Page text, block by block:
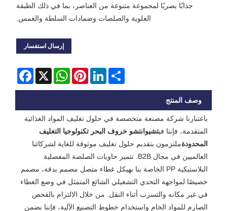
جذابًا بصريًا لمجموعة متنوعة من العناصر، بما في ذلك الطبقة
العلوية والصلصات وضمادات السلطة والغمس.
إرسال استفسار
Facebook X
WhatsAppPinterestLinkedInShare
وصف المنتج
باعتبارنا شركة مصنعة متخصصة في حلول تغليف المواد الغذائية
المتقدمة، فإننا فيتشيوانتشو خروف البحر تكنولوجيا التغليف
المحدودةملتزمون بتقديم حلول تغليف موثوقة للغاية لشركائنا
العالميين في مجال B2B. تتميز حاويات الصلصة المفصلية
البلاستيكية PP الخاصة بنا بهيكل غطاء متصل مصمم بدقة، مصمم
خصيصًا لمواجهة التحدي التشغيلي الشائع المتمثل في وضع الغطاء
في غير مكانه والتسرب أثناء النقل. من خلال الالتزام بالفحص
الصارم للمواد الخام واستخدام خطوط التصنيع الآلية، فإننا نضمن